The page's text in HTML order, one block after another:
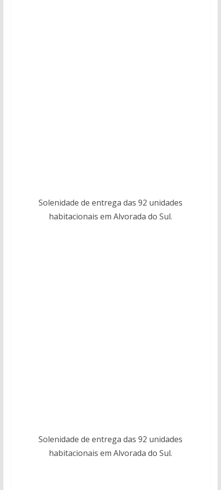
Solenidade de entrega das 92 unidades
habitacionais em Alvorada do Sul.
Solenidade de entrega das 92 unidades
habitacionais em Alvorada do Sul.